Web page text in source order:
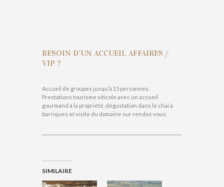
BESOIN D’UN ACCUEIL AFFAIRES /
VIP ?
Accueil de groupes jusqu’à 15 personnes.
Prestations tourisme viticole avec un accueil
gourmand à la propriété, dégustation dans le chai à
barriques et visite du domaine sur rendez-vous.
SIMILAIRE